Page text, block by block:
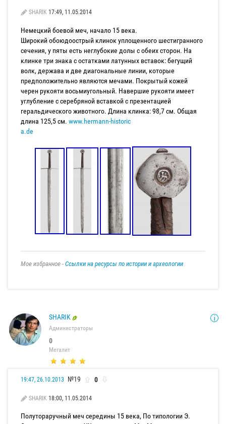
SHARIK 17:49, 11.05.2014
Немецкий боевой меч, начало 15 века.
Широкий обоюдоострый клинок уплощенного шестигранного
сечения, у пяты есть неглубокие долы с обеих сторон. На
клинке три знака с остатками латунных вставок: бегущий
волк, держава и две диагональные линии, которые
предположительно являются мечами. Покрытый кожей
черен рукояти восьмиугольный. Навершие рукояти имеет
углубление с серебряной вставкой с презентацией
геральдического животного. Длина клинка: 98,7 см. Общая
длина 125,5 см. www.hermann-historic
a.de
Мое избранное - Ссылки на ресурсы по истории и археологии
SHARIK
Администраторы
0
Мегалит
19:47, 26.10.2013 №19 0
SHARIK 18:00, 11.05.2014
Полутораручный меч середины 15 века, По типологии Э.